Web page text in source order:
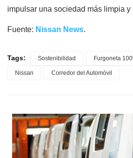
impulsar una sociedad más limpia y
Fuente: Nissan News.
Tags: Sostenibilidad Furgoneta
Nissan Corredor del Automóvil